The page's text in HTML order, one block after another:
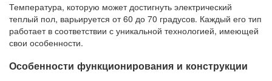
Температура, которую может достигнуть электрический
теплый пол, варьируется от 60 до 70 градусов. Каждый его тип
работает в соответствии с уникальной технологией, имеющей
свои особенности.
Особенности функционирования и конструкции